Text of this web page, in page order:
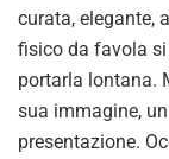
curata, elegante,
fisico da favola
portarla lontana.
sua immagine,
presentazione.